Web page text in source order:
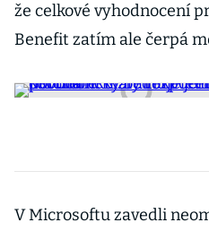
že celkové vyhodnocení
Benefit zatím ale čerpá
V Microsoftu zavedli